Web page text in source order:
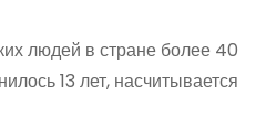
людей в стране более 40
13 лет, насчитывается